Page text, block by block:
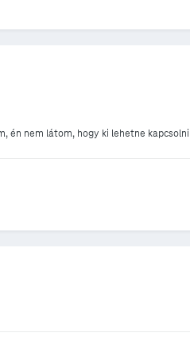
én nem látom, hogy ki lehetne